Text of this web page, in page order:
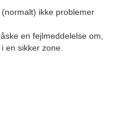
ikke problemer
en fejlmeddelelse om,
en sikker zone.